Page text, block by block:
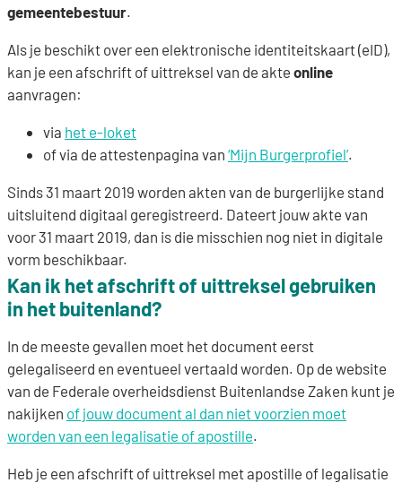
gemeentebestuur.
Als je beschikt over een elektronische identiteitskaart (eID),
kan je een afschrift of uittreksel van de akte online
aanvragen:
via het e-loket
of via de attestenpagina van ‘Mijn Burgerprofiel’.
Sinds 31 maart 2019 worden akten van de burgerlijke stand
uitsluitend digitaal geregistreerd. Dateert jouw akte van
voor 31 maart 2019, dan is die misschien nog niet in digitale
vorm beschikbaar.
Kan ik het afschrift of uittreksel gebruiken
in het buitenland?
In de meeste gevallen moet het document eerst
gelegaliseerd en eventueel vertaald worden. Op de website
van de Federale overheidsdienst Buitenlandse Zaken kunt je
nakijken of jouw document al dan niet voorzien moet
worden van een legalisatie of apostille.
Heb je een afschrift of uittreksel met apostille of legalisatie